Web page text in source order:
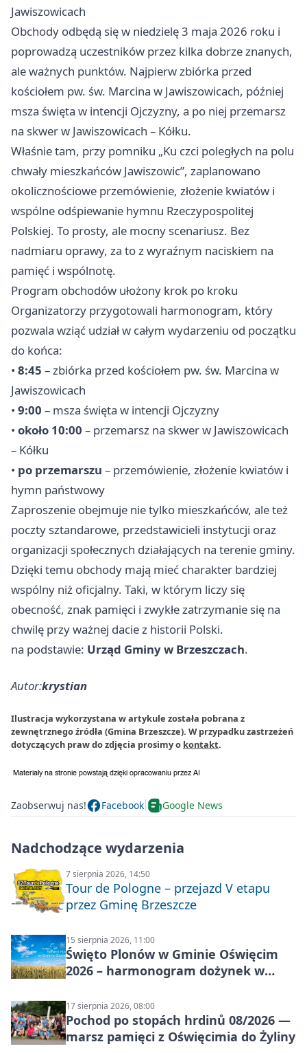
Jawiszowicach
Obchody odbędą się w niedzielę 3 maja 2026 roku i
poprowadzą uczestników przez kilka dobrze znanych,
ale ważnych punktów. Najpierw zbiórka przed
kościołem pw. św. Marcina w Jawiszowicach, później
msza święta w intencji Ojczyzny, a po niej przemarsz
na skwer w Jawiszowicach – Kółku.
Właśnie tam, przy pomniku „Ku czci poległych na polu
chwały mieszkańców Jawiszowic”, zaplanowano
okolicznościowe przemówienie, złożenie kwiatów i
wspólne odśpiewanie hymnu Rzeczypospolitej
Polskiej. To prosty, ale mocny scenariusz. Bez
nadmiaru oprawy, za to z wyraźnym naciskiem na
pamięć i wspólnotę.
Program obchodów ułożony krok po kroku
Organizatorzy przygotowali harmonogram, który
pozwala wziąć udział w całym wydarzeniu od początku
do końca:
• 8:45 – zbiórka przed kościołem pw. św. Marcina w
Jawiszowicach
• 9:00 – msza święta w intencji Ojczyzny
• około 10:00 – przemarsz na skwer w Jawiszowicach
– Kółku
• po przemarszu – przemówienie, złożenie kwiatów i
hymn państwowy
Zaproszenie obejmuje nie tylko mieszkańców, ale też
poczty sztandarowe, przedstawicieli instytucji oraz
organizacji społecznych działających na terenie gminy.
Dzięki temu obchody mają mieć charakter bardziej
wspólny niż oficjalny. Taki, w którym liczy się
obecność, znak pamięci i zwykłe zatrzymanie się na
chwilę przy ważnej dacie z historii Polski.
na podstawie: Urząd Gminy w Brzeszczach.
Autor:krystian
Ilustracja wykorzystana w artykule została pobrana z
zewnętrznego źródła (Gmina Brzeszcze). W przypadku zastrzeżeń
dotyczących praw do zdjęcia prosimy o kontakt.
Zaobserwuj nas! Facebook Google News
Nadchodzące wydarzenia
7 sierpnia 2026, 14:50
Tour de Pologne – przejazd V etapu
przez Gminę Brzeszcze
15 sierpnia 2026, 11:00
Święto Plonów w Gminie Oświęcim
2026 – harmonogram dożynek w
17 sierpnia 2026, 08:00
Pochod po stopách hrdinů 08/2026 —
marsz pamięci z Oświęcimia do Żyliny